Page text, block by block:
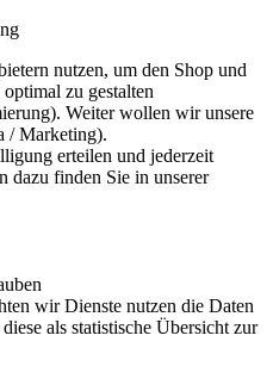
nutzen, um den Shop und
zu gestalten
Weiter wollen wir unsere
/ Marketing).
erteilen und jederzeit
dazu finden Sie in unserer
wir Dienste nutzen die Daten
als statistische Übersicht zur